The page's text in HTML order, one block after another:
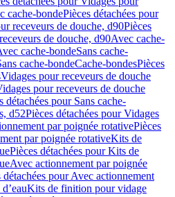
cache-bondePièces détachées pour
receveurs de douche, d90Pièces
de douche, d90Avec cache-
cache-bondeSans cache-
cache-bondeCache-bondesPièces
Vidages pour receveurs de douche
pour receveurs de douche
détachées pour Sans cache-
d52Pièces détachées pour Vidages
par poignée rotativePièces
par poignée rotativeKits de
Pièces détachées pour Kits de
Avec actionnement par poignée
détachées pour Avec actionnement
Kits de finition pour vidage